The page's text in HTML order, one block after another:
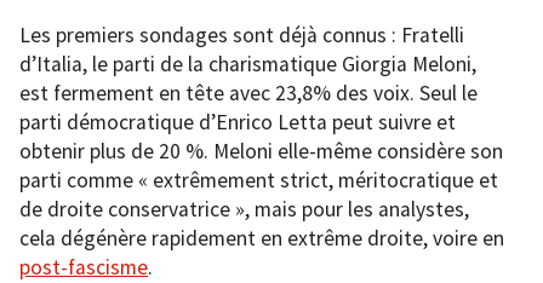
Les premiers sondages sont déjà connus : Fratelli
d’Italia, le parti de la charismatique Giorgia Meloni,
est fermement en tête avec 23,8% des voix. Seul le
parti démocratique d’Enrico Letta peut suivre et
obtenir plus de 20 %. Meloni elle-même considère son
parti comme « extrêmement strict, méritocratique et
de droite conservatrice », mais pour les analystes,
cela dégénère rapidement en extrême droite, voire en
post-fascisme.